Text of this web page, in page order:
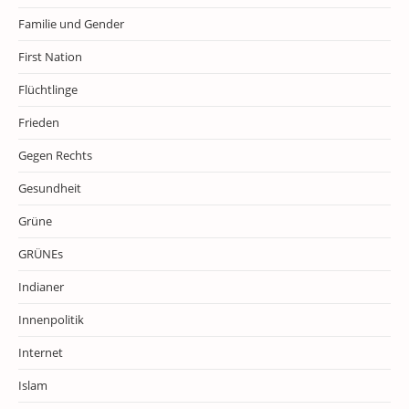
Familie und Gender
First Nation
Flüchtlinge
Frieden
Gegen Rechts
Gesundheit
Grüne
GRÜNEs
Indianer
Innenpolitik
Internet
Islam